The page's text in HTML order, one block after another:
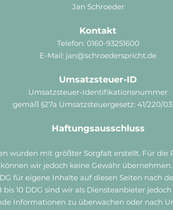
Jan Schroeder
Kontakt
Telefon: 0160-93251600
E-Mail: jan@schroederspricht.de
Umsatzsteuer-ID
Umsatzsteuer-Identifikationsnummer
gemäß §27a Umsatzsteuergesetz: 41/220/
Haftungsausschluss
wurden mit größter Sorgfalt erstellt. Für die
wir jedoch keine Gewähr
für eigene Inhalte auf diesen Seiten nach
bis 10 DDG sind wir als Diensteanbieter
Informationen zu überwachen oder nach